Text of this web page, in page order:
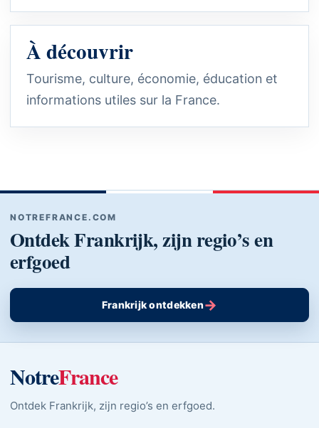
À découvrir
Tourisme, culture, économie, éducation et
informations utiles sur la France.
NOTREFRANCE.COM
Ontdek Frankrijk, zijn regio’s en
erfgoed
Frankrijk ontdekken→
NotreFrance
Ontdek Frankrijk, zijn regio’s en erfgoed.